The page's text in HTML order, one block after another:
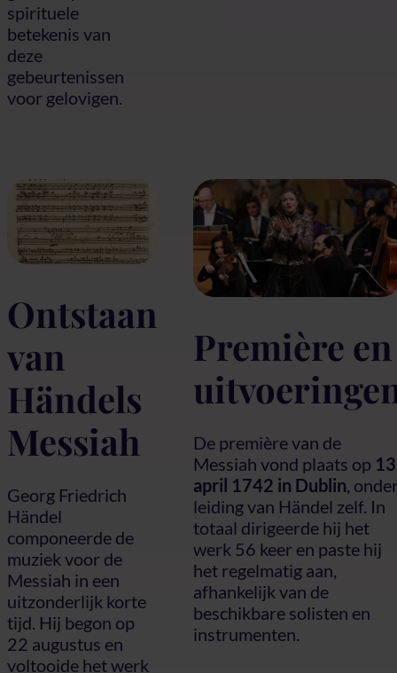
spirituele
betekenis van
deze
gebeurtenissen
voor gelovigen.
Ontstaan
van
Händels
Messiah
Georg Friedrich
Händel
componeerde de
muziek voor de
Messiah in een
uitzonderlijk korte
tijd. Hij begon op
22 augustus en
voltooide het werk
Première en
De première van de
Messiah vond plaats op 13
april 1742 in Dublin ,
leiding van Händel zelf. In
totaal dirigeerde hij het
werk 56 keer en paste hij
het regelmatig aan,
afhankelijk van de
beschikbare solisten en
instrumenten.